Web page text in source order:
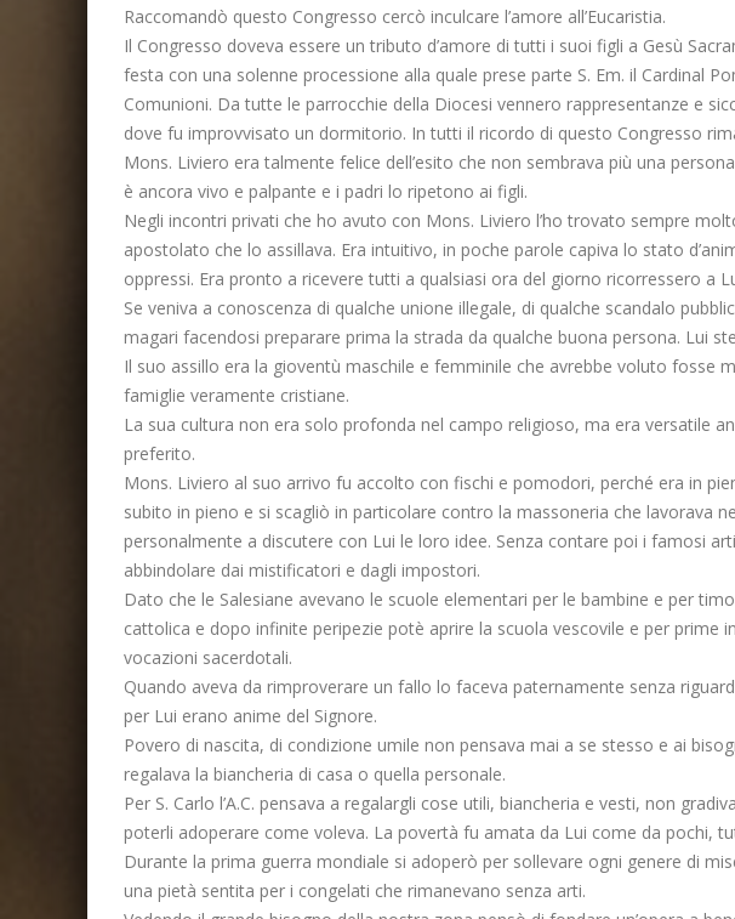
Raccomandò questo Congresso cercò inculcare l’amore all’Eucaristia.
Il Congresso doveva essere un tributo d’amore di tutti i suoi figli a Gesù
festa con una solenne processione alla quale prese parte S. Em. il Cardinal
Comunioni. Da tutte le parrocchie della Diocesi vennero rappresentanze e
dove fu improvvisato un dormitorio. In tutti il ricordo di questo Congresso
Mons. Liviero era talmente felice dell’esito che non sembrava più una
è ancora vivo e palpante e i padri lo ripetono ai figli.
Negli incontri privati che ho avuto con Mons. Liviero l’ho trovato sempre
apostolato che lo assillava. Era intuitivo, in poche parole capiva lo stato
oppressi. Era pronto a ricevere tutti a qualsiasi ora del giorno ricorressero a
Se veniva a conoscenza di qualche unione illegale, di qualche scandalo
magari facendosi preparare prima la strada da qualche buona persona. Lui
Il suo assillo era la gioventù maschile e femminile che avrebbe voluto
famiglie veramente cristiane.
La sua cultura non era solo profonda nel campo religioso, ma era versatile
preferito.
Mons. Liviero al suo arrivo fu accolto con fischi e pomodori, perché era in
subito in pieno e si scagliò in particolare contro la massoneria che lavorava
personalmente a discutere con Lui le loro idee. Senza contare poi i famosi
abbindolare dai mistificatori e dagli impostori.
Dato che le Salesiane avevano le scuole elementari per le bambine e per
cattolica e dopo infinite peripezie potè aprire la scuola vescovile e per
vocazioni sacerdotali.
Quando aveva da rimproverare un fallo lo faceva paternamente senza
per Lui erano anime del Signore.
Povero di nascita, di condizione umile non pensava mai a se stesso e ai
regalava la biancheria di casa o quella personale.
Per S. Carlo l’A.C. pensava a regalargli cose utili, biancheria e vesti, non
poterli adoperare come voleva. La povertà fu amata da Lui come da pochi,
Durante la prima guerra mondiale si adoperò per sollevare ogni genere di
una pietà sentita per i congelati che rimanevano senza arti.